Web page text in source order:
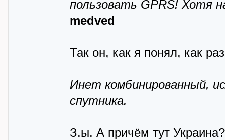
пользовать GPRS! Хотя
medved
Так он, как я понял, как
Инет комбинированный,
спутника.
З.ы. А причём тут